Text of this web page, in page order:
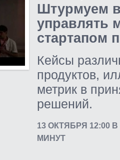
Штурмуем
управлять
стартапом
Кейсы
продуктов,
метрик в
решений.
13 ОКТЯБРЯ 12:00
МИНУТ